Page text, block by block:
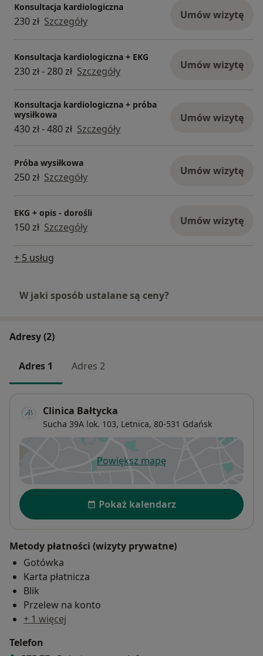
Konsultacja kardiologiczna
230 zł Szczegóły Umów wizytę
Konsultacja kardiologiczna + EKG
230 zł - 280 zł Szczegóły Umów wizytę
Konsultacja kardiologiczna + próba
wysiłkowa
430 zł - 480 zł Szczegóły
Umów wizytę
Próba wysiłkowa
250 zł Szczegóły Umów wizytę
EKG + opis - dorośli
150 zł Szczegóły Umów wizytę
+ 5 usług
W jaki sposób ustalane są ceny?
Adresy (2)
Adres 1 Adres 2
Clinica Bałtycka
Sucha 39A lok. 103, Letnica, 80-531 Gdańsk
Powiększ mapęotwiera się w nowej karcie
Dostępność
Pokaż kalendarz
Metody płatności (wizyty prywatne)
Gotówka
Karta płatnicza
Blik
Przelew na konto
+ 1 więcej
Telefon